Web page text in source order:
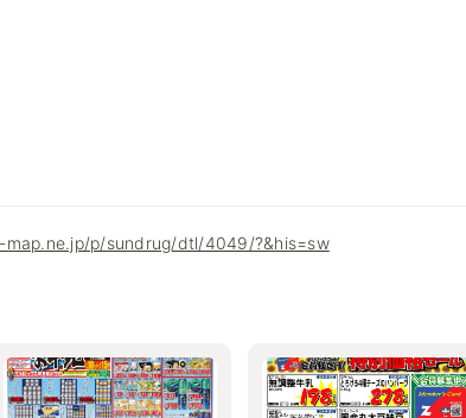
p/sundrug/dtl/4049/?&his=sw